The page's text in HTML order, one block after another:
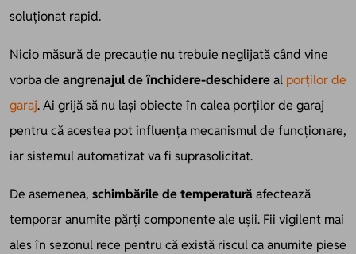
soluționat rapid.
Nicio măsură de precauție nu trebuie neglijată când vine
vorba de angrenajul de închidere-deschidereal porților de
garaj. Ai grijă să nu lași obiecte în calea porților de garaj
pentru că acestea pot influența mecanismul de funcționare,
iar sistemul automatizat va fi suprasolicitat.
De asemenea, schimbările de temperatură afectează
temporar anumite părți componente ale ușii. Fii vigilent mai
ales în sezonul rece pentru că există riscul ca anumite piese